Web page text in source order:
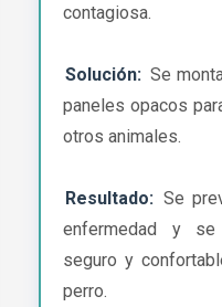
contagiosa.
Solución: Se
paneles opacos
otros animales.
Resultado: Se
enfermedad y se
seguro y
perro.